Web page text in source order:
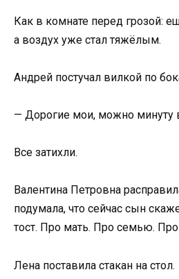
Как в комнате перед грозой:
а воздух уже стал тяжёлым.
Андрей постучал вилкой по
— Дорогие мои, можно минуту
Все затихли.
Валентина Петровна
подумала, что сейчас сын
тост. Про мать. Про семью. Про
Лена поставила стакан на стол.